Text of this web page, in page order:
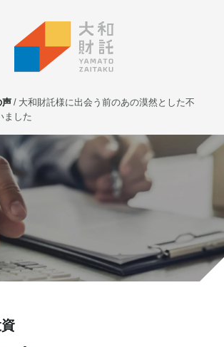
⼟地活⽤
ション
ホテル事業
大和財託様に出会う前のあの漠然とした不
ました